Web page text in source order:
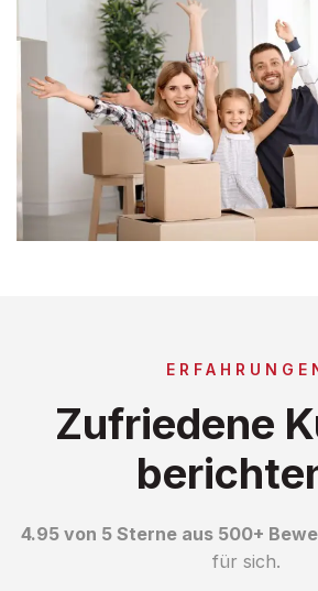
Zufriedene
4.95 von 5 Sterne aus 500+
für sich.